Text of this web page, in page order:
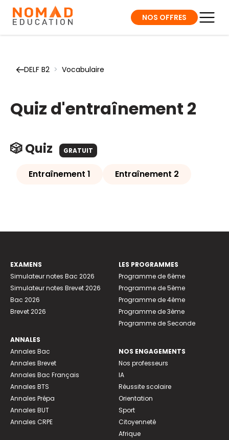
NOS OFFRES
DELF B2 > Vocabulaire
Quiz d'entraînement 2
🎲 Quiz GRATUIT
Entraînement 1 Entraînement 2
EXAMENS
Simulateur notes Bac 2026
Simulateur notes Brevet 2026
Bac 2026
Brevet 2026
ANNALES
Annales Bac
Annales Brevet
Annales Bac Français
Annales BTS
Annales Prépa
Annales BUT
Annales CRPE
LES PROGRAMMES
Programme de 6ème
Programme de 5ème
Programme de 4ème
Programme de 3ème
Programme de Seconde
NOS ENGAGEMENTS
Nos professeurs
IA
Réussite scolaire
Orientation
Sport
Citoyenneté
Afrique